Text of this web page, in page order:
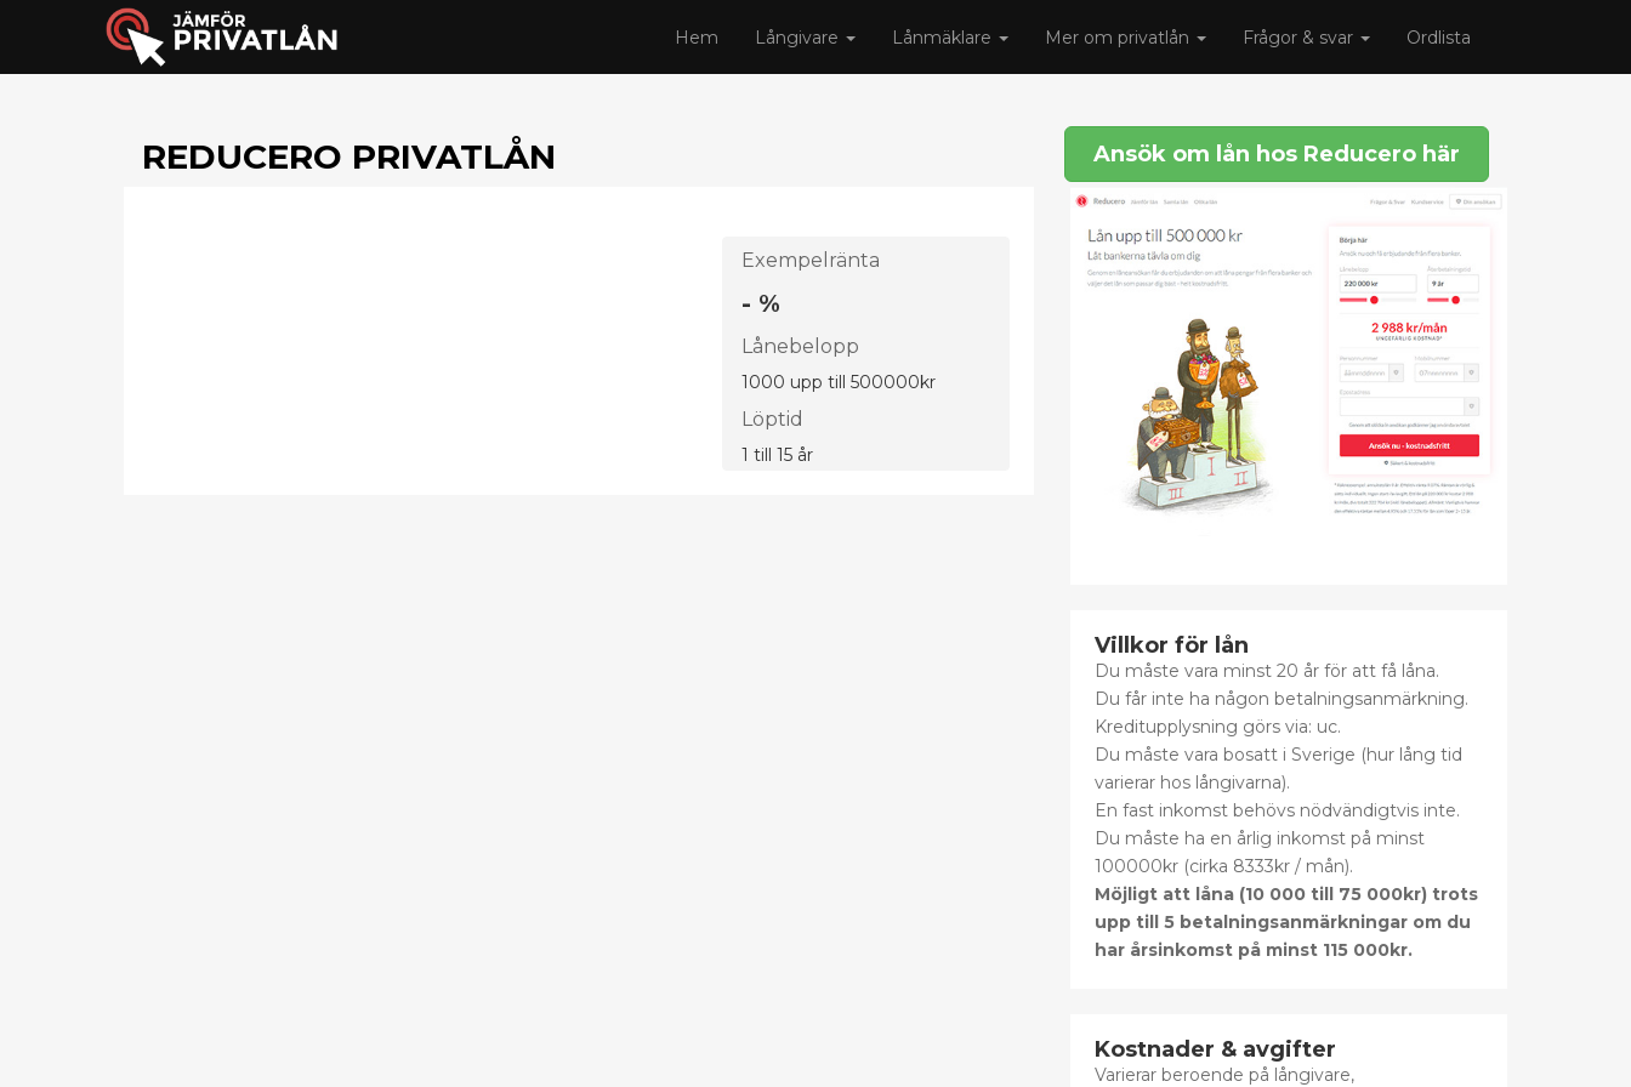
Hem Långivare Lånmäklare Mer om privatlån Frågor & svar Ordlista
REDUCERO PRIVATLÅN Ansök om lån hos Reducero här
Exempelränta
- %
Lånebelopp
1000 upp till 500000kr
Löptid
1 till 15 år
Villkor för lån
Du måste vara minst 20 år för att få låna.
Du får inte ha någon betalningsanmärkning.
Kreditupplysning görs via: uc.
Du måste vara bosatt i Sverige (hur lång tid
varierar hos långivarna).
En fast inkomst behövs nödvändigtvis inte.
Du måste ha en årlig inkomst på minst
100000kr (cirka 8333kr / mån).
Möjligt att låna (10 000 till 75 000kr) trots
upp till 5 betalningsanmärkningar om du
har årsinkomst på minst 115 000kr.
Kostnader & avgifter
Varierar beroende på långivare,